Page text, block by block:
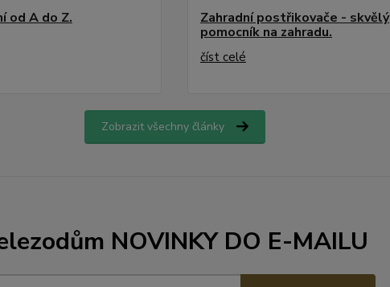
od A do Z.
Zahradní postřikovače - skvělý
pomocník na zahradu.
číst celé
Zobrazit všechny články
NOVINKY DO E-MAILU